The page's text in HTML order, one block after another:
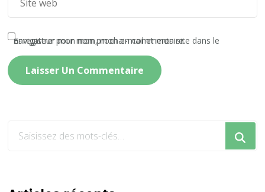
Enregistrer mon nom, mon e-mail et mon site dans le navigateur pour mon prochain commentaire.